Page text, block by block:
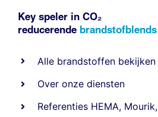
Key speler in CO₂
reducerende brandstofblends
Alle brandstoffen bekijken
Over onze diensten
Referenties HEMA, Mourik,